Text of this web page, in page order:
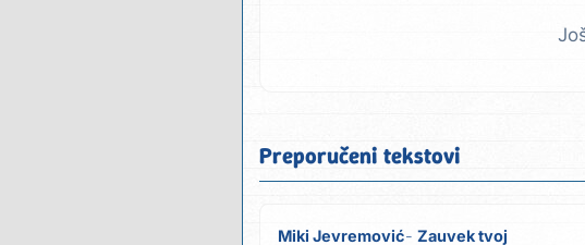
Preporučeni tekstovi
Miki Jevremović Zauvek tvoj